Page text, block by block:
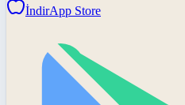
İndirApp Store